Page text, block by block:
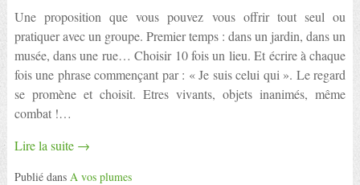
Une proposition que vous pouvez vous offrir tout seul ou
pratiquer avec un groupe. Premier temps : dans un jardin, dans un
musée, dans une rue… Choisir 10 fois un lieu. Et écrire à chaque
fois une phrase commençant par : « Je suis celui qui ». Le regard
se promène et choisit. Etres vivants, objets inanimés, même
combat !…
Lire la suite →
Publié dans A vos plumes